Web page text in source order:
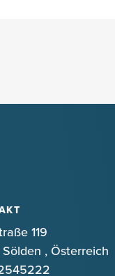
119
, Österreich